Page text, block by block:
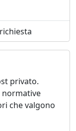
privato.
normative
che valgono